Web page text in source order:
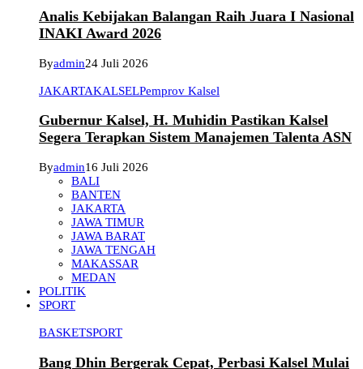
Analis Kebijakan Balangan Raih Juara I Nasional
INAKI Award 2026
Byadmin24 Juli 2026
JAKARTAKALSELPemprov Kalsel
Gubernur Kalsel, H. Muhidin Pastikan Kalsel
Segera Terapkan Sistem Manajemen Talenta ASN
Byadmin16 Juli 2026
BALI
BANTEN
JAKARTA
JAWA TIMUR
JAWA BARAT
JAWA TENGAH
MAKASSAR
MEDAN
POLITIK
SPORT
BASKETSPORT
Bang Dhin Bergerak Cepat, Perbasi Kalsel Mulai